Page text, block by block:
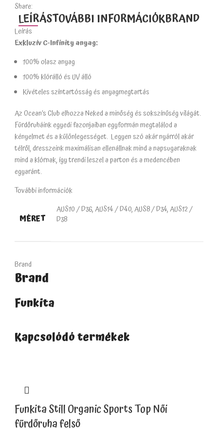
Share:
LEÍRÁSTOVÁBBI INFORMÁCIÓKBRAND
Leírás
Exkluzív C-Infinity anyag:
100% olasz anyag
100% klórálló és UV álló
Kivételes színtartósság és anyagmegtartás
Az Ocean’s Club elhozza Neked a minőség és sokszínűség világát.
Fürdőruháink egyedi fazonjaiban egyformán megtalálod a
kényelmet és a különlegességet. Legyen szó akár nyárról akár
télről, dresszeink maximálisan ellenállnak mind a napsugaraknak
mind a klórnak, így trendi leszel a parton és a medencében
egyaránt.
További információk
MÉRET
AUS10 / D36, AUS14 / D40, AUS8 / D34, AUS12 /
D38
Brand
Brand
Funkita
Kapcsolódó termékek
Funkita Still Organic Sports Top Női
fürdőruha felső